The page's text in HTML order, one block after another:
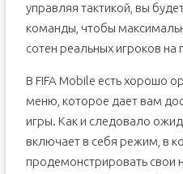
управляя тактикой, вы
команды, чтобы
сотен реальных игроков на
В FIFA Mobile есть хорошо
меню, которое дает вам
игры. Как и следовало
включает в себя режим, в
продемонстрировать свои